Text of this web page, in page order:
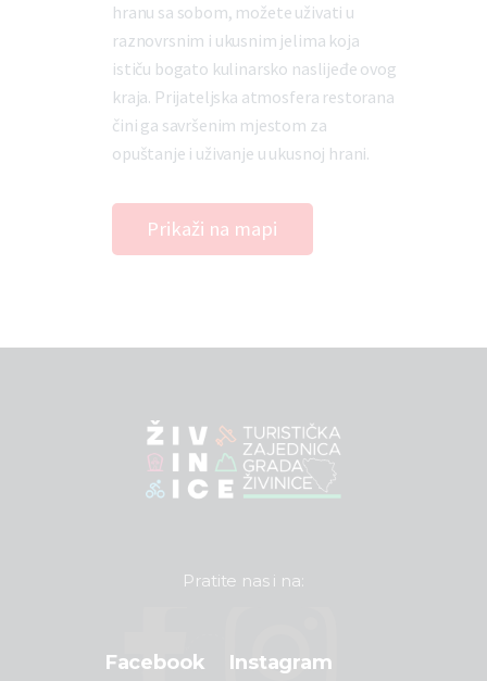
hranu sa sobom, možete uživati u
raznovrsnim i ukusnim jelima koja
ističu bogato kulinarsko naslijeđe ovog
kraja. Prijateljska atmosfera restorana
čini ga savršenim mjestom za
opuštanje i uživanje u ukusnoj hrani.
Prikaži na mapi
Pratite nas i na:
Facebook Instagram